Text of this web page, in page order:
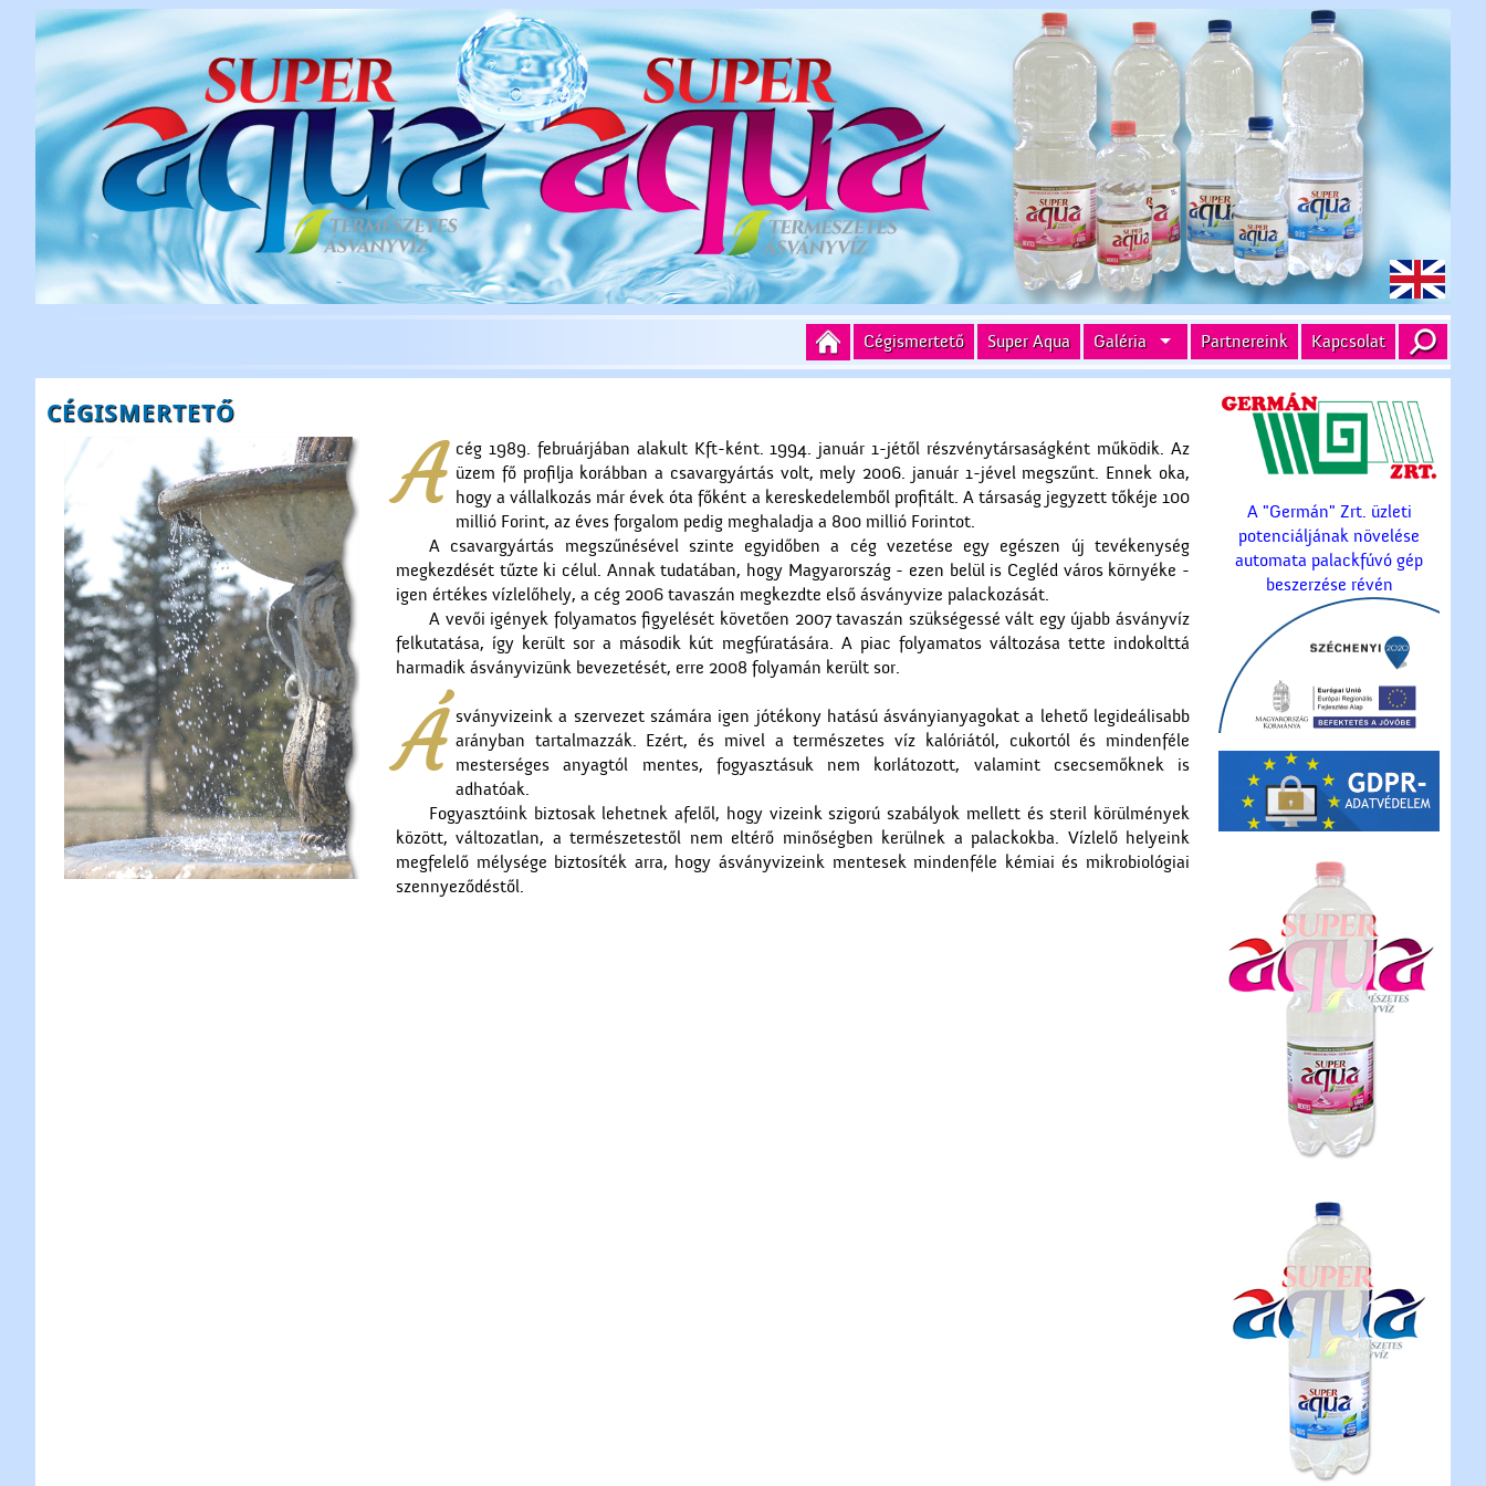
Cégismertető Super Aqua Galéria Partnereink Kapcsolat
CÉGISMERTETŐ
A cég 1989. februárjában alakult Kft-ként. 1994. január 1-jétől részvénytársaságként működik. Az
üzem fő profilja korábban a csavargyártás volt, mely 2006. január 1-jével megszűnt. Ennek oka,
hogy a vállalkozás már évek óta főként a kereskedelemből profitált. A társaság jegyzett tőkéje 100
millió Forint, az éves forgalom pedig meghaladja a 800 millió Forintot.
A csavargyártás megszűnésével szinte egyidőben a cég vezetése egy egészen új tevékenység
megkezdését tűzte ki célul. Annak tudatában, hogy Magyarország - ezen belül is Cegléd város környéke -
igen értékes vízlelőhely, a cég 2006 tavaszán megkezdte első ásványvize palackozását.
A vevői igények folyamatos figyelését követően 2007 tavaszán szükségessé vált egy újabb ásványvíz
felkutatása, így került sor a második kút megfúratására. A piac folyamatos változása tette indokolttá
harmadik ásványvizünk bevezetését, erre 2008 folyamán került sor.
Á sványvizeink a szervezet számára igen jótékony hatású ásványianyagokat a lehető legideálisabb
arányban tartalmazzák. Ezért, és mivel a természetes víz kalóriától, cukortól és mindenféle
mesterséges anyagtól mentes, fogyasztásuk nem korlátozott, valamint csecsemőknek is
adhatóak.
Fogyasztóink biztosak lehetnek afelől, hogy vizeink szigorú szabályok mellett és steril körülmények
között, változatlan, a természetestől nem eltérő minőségben kerülnek a palackokba. Vízlelő helyeink
megfelelő mélysége biztosíték arra, hogy ásványvizeink mentesek mindenféle kémiai és mikrobiológiai
szennyeződéstől.
A "Germán" Zrt. üzleti
potenciáljának növelése
automata palackfúvó gép
beszerzése révén